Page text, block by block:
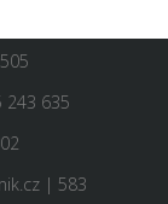
243 635
| 583